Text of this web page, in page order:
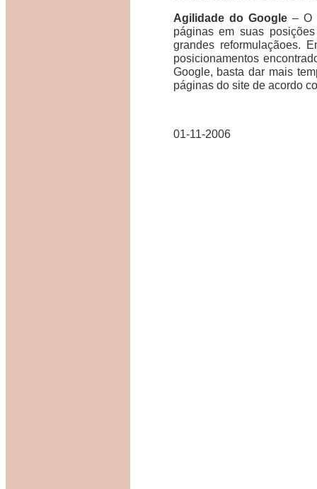
Agilidade do Google– O
páginas em suas
grandes reformulaçãoes.
posicionamentos
Google, basta dar mais
páginas do site de acordo
01-11-2006